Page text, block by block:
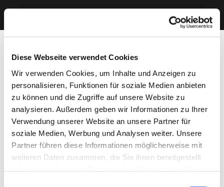
Diese Webseite verwendet Cookies
Wir verwenden Cookies, um Inhalte und Anzeigen zu
personalisieren, Funktionen für soziale Medien anbieten
zu können und die Zugriffe auf unsere Website zu
analysieren. Außerdem geben wir Informationen zu Ihrer
Verwendung unserer Website an unsere Partner für
soziale Medien, Werbung und Analysen weiter. Unsere
Partner führen diese Informationen möglicherweise mit
weiteren Daten zusammen, die Sie ihnen bereitgestellt